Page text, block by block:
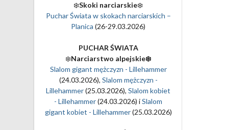
❄️Skoki narciarskie❄️
Puchar Świata w skokach narciarskich –
Planica (26-29.03.2026)
PUCHAR ŚWIATA
❄️Narciarstwo alpejskie❄️
Slalom gigant mężczyzn - Lillehammer
(24.03.2026), Slalom mężczyzn -
Lillehammer(25.03.2026),Slalom kobiet
- Lillehammer(24.03.2026) iSlalom
gigant kobiet - Lillehammer(25.03.2026)